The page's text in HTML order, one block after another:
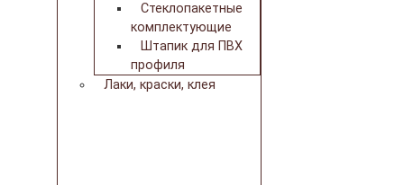
Стеклопакетные
комплектующие
Штапик для ПВХ
профиля
Лаки, краски, клея